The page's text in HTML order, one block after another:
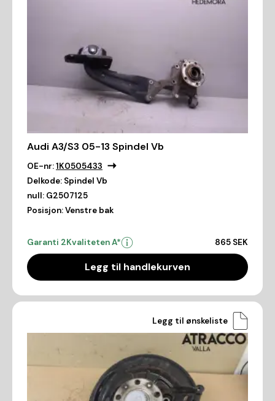
Audi A3/S3 05-13 Spindel Vb
OE-nr:1K0505433
Delkode: Spindel Vb
null: G2507125
Posisjon:Venstre bak
Garanti 2Kvaliteten A* 865 SEK
Legg til handlekurven
Legg til ønskeliste